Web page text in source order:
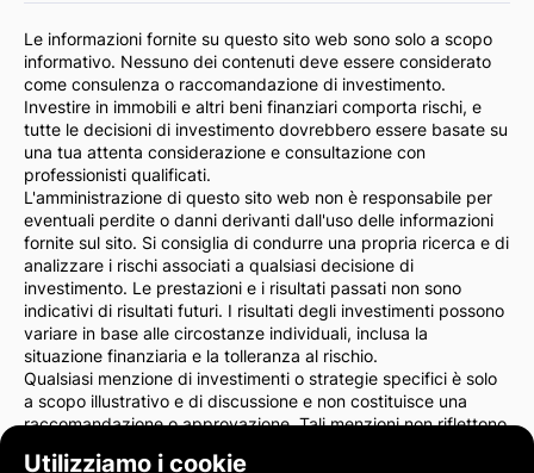
Utilizziamo i cookie
Le informazioni fornite su questo sito web sono solo a scopo
informativo. Nessuno dei contenuti deve essere considerato
come consulenza o raccomandazione di investimento.
Investire in immobili e altri beni finanziari comporta rischi, e
tutte le decisioni di investimento dovrebbero essere basate su
una tua attenta considerazione e consultazione con
professionisti qualificati.
L'amministrazione di questo sito web non è responsabile per
eventuali perdite o danni derivanti dall'uso delle informazioni
fornite sul sito. Si consiglia di condurre una propria ricerca e di
analizzare i rischi associati a qualsiasi decisione di
investimento. Le prestazioni e i risultati passati non sono
indicativi di risultati futuri. I risultati degli investimenti possono
variare in base alle circostanze individuali, inclusa la
situazione finanziaria e la tolleranza al rischio.
Qualsiasi menzione di investimenti o strategie specifici è solo
a scopo illustrativo e di discussione e non costituisce una
raccomandazione o approvazione. Tali menzioni non riflettono
Consigliamo vivamente di consultare un consulente finanziario